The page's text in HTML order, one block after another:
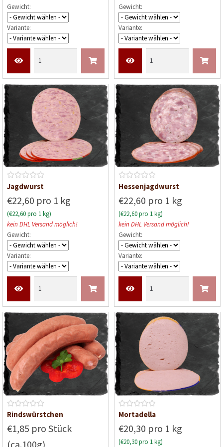
Gewicht:
Variante:
t
e
t
m
0
v
o
n
5
Gewicht:
Variante:
B
w
e
r
t
e
t
m
0
v
o
n
5
Jagdwurst
€22,60 pro 1 kg
(€22,60 pro 1 kg)
kein DHL Versand möglich!
Gewicht:
Variante:
B
w
e
r
t
e
t
m
0
v
o
n
5
Hessenjagdwurst
€22,60 pro 1 kg
(€22,60 pro 1 kg)
kein DHL Versand möglich!
Gewicht:
Variante:
B
w
e
Rindswürstchen
€1,85 pro Stück
(ca.100g)
B
w
e
Mortadella
€20,30 pro 1 kg
(€20,30 pro 1 kg)